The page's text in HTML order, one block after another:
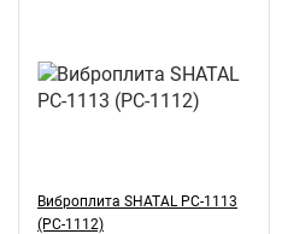
Виброплита SHATAL PC-1113
(РС-1112)